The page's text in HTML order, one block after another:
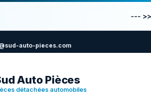
---
auto-pieces.com
Auto Pièces
détachées automobiles